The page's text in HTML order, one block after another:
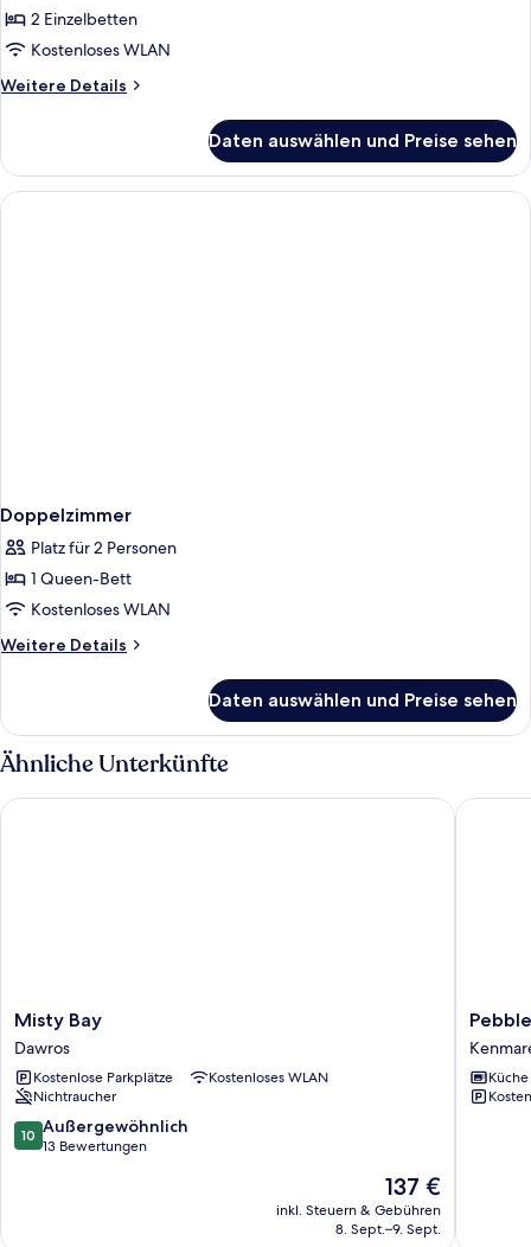
2 Einzelbetten
Kostenloses WLAN
Weitere Details
Weitere
Daten auswählen und Preise sehen
Doppelzimmer
Platz für 2 Personen
1 Queen-Bett
Kostenloses WLAN
Weitere Details
Weitere
Daten auswählen und Preise sehen
Ähnliche Unterkünfte
Misty
Bay
Dawros
Misty Bay
Dawros
Kostenlose Parkplätze
Kostenloses WLAN
Nichtraucher
10.0
von
10 Außergewöhnlich
13 Bewertungen
Der
Preis
beträgt
137 €
inkl. Steuern & Gebühren
8. Sept.–9. Sept.
Misty Bay
Pebble
Lodge
Küche
Pebble